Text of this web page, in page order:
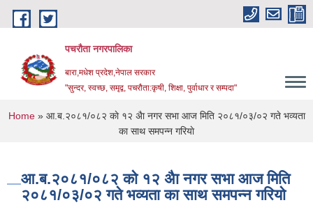
Skip to main content
पचरौता नगरपालिका
बारा,मधेश प्रदेश,नेपाल सरकार
"सुन्दर, स्वच्छ, समृद्व, पचरौता:कृषी, शिक्षा, पुर्वाधार र सम्पदा"
You are here
Home» आ.ब.२०८१/०८२ काे १२ अैा नगर सभा आज मिति २०८१/०३/०२ गते भव्यता
का साथ समपन्न गरियाे
आ.ब.२०८१/०८२ काे १२ अैा नगर सभा आज मिति
२०८१/०३/०२ गते भव्यता का साथ समपन्न गरियाे